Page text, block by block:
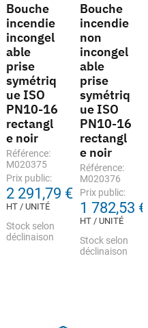
Bouche
incendie
incongel
able
prise
symétriq
ue ISO
PN10-16
rectangl
e noir
Référence:
M020375
Prix public:
2 291,79 €
HT / UNITÉ
Stock selon
déclinaison
Bouche
incendie
non
incongel
able
prise
symétriq
ue ISO
PN10-16
rectangl
e noir
Référence:
M020376
Prix public:
1 782,53 €
HT / UNITÉ
Stock selon
déclinaison